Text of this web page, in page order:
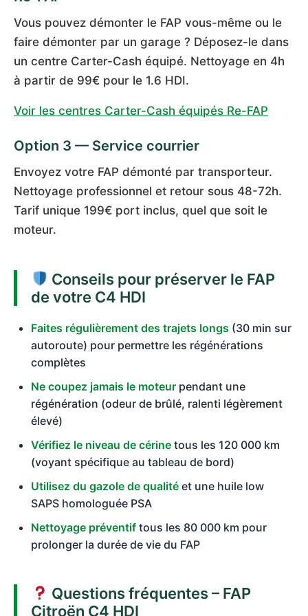
Vous pouvez démonter le FAP vous-même ou le
faire démonter par un garage ? Déposez-le dans
un centre Carter-Cash équipé. Nettoyage en 4h
à partir de 99€ pour le 1.6 HDI.
Voir les centres Carter-Cash équipés Re-FAP
Option 3 — Service courrier
Envoyez votre FAP démonté par transporteur.
Nettoyage professionnel et retour sous 48-72h.
Tarif unique 199€ port inclus, quel que soit le
moteur.
Conseils pour préserver le FAP
de votre C4 HDI
Faites régulièrement des trajets longs (30 min sur
autoroute) pour permettre les régénérations
complètes
Ne coupez jamais le moteur pendant une
régénération (odeur de brûlé, ralenti légèrement
élevé)
Vérifiez le niveau de cérine tous les 120 000 km
(voyant spécifique au tableau de bord)
Utilisez du gazole de qualité et une huile low
SAPS homologuée PSA
Nettoyage préventif tous les 80 000 km pour
prolonger la durée de vie du FAP
Questions fréquentes – FAP
Citroën C4 HDI